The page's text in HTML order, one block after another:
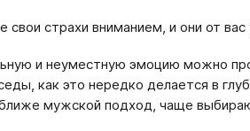
свои страхи вниманием, и они от вас
и неуместную эмоцию можно
как это нередко делается в
мужской подход, чаще